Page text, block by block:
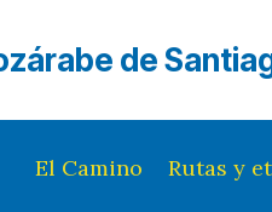
de
El Camino Rutas y